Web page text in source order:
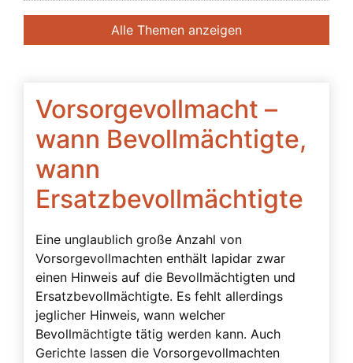
Vorsorgevollmacht –
wann Bevollmächtigte,
wann
Ersatzbevollmächtigte
Eine unglaublich große Anzahl von
Vorsorgevollmachten enthält lapidar zwar
einen Hinweis auf die Bevollmächtigten und
Ersatzbevollmächtigte. Es fehlt allerdings
jeglicher Hinweis, wann welcher
Bevollmächtigte tätig werden kann. Auch
Gerichte lassen die Vorsorgevollmachten
Banken
Bedingte Vollmacht
Beglaubigung
Beratung des Bevollmächtigten durch das
Betreuungsgericht
Beschwerdebefugnis
Besuchsverbot
Betreuerbestellung
Betreuervergütung
Betreuung
Betreuung in Österreich
Alle Themen anzeigen